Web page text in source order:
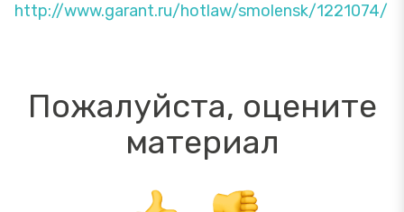
http://www.garant.ru/hotlaw/smolensk/1221074/
Пожалуйста, оцените
материал